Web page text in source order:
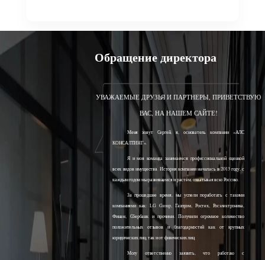
Обращение директора
УВАЖАЕМЫЕ ДРУЗЬЯ И ПАРТНЕРЫ, ПРИВЕТСТВУЮ
ВАС, НА НАШЕМ САЙТЕ!
Меня зовут Сергей, я, основатель компании «АЛС
КОНСАЛТИНГ».
Я и моя команда занимаемся профессиональной оценкой
всех видов имущества. История компании началась в 2013 году, с
каждым годом мы развиваемся и растём, охватывая всю Россию.
За прошедшее время, мы успели поработать с такими
компаниями как: LG Group, Газпром, Ростех, Росэлектроника,
Финам, Сбербанк и прочими. Получили огромное количество
положительных отзывов и благодарностей как от крупных
юридических лиц, так и от физических лиц.
Могу ответственно заявить, что работаю с